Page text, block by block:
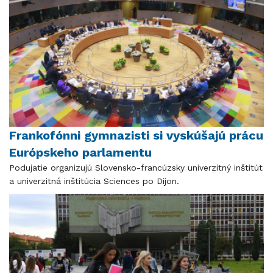
Frankofónni gymnazisti si vyskúšajú prácu
Európskeho parlamentu
Podujatie organizujú Slovensko-francúzsky univerzitný inštitút
a univerzitná inštitúcia Sciences po Dijon.